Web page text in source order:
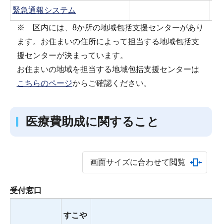
緊急通報システム
※ 区内には、8か所の地域包括支援センターがあり
ます。お住まいの住所によって担当する地域包括支
援センターが決まっています。
お住まいの地域を担当する地域包括支援センターは
こちらのページからご確認ください。
医療費助成に関すること
画面サイズに合わせて閲覧
受付窓口
すこや